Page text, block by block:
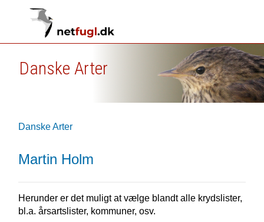
Danske Arter
Danske Arter
Martin Holm
Herunder er det muligt at vælge blandt alle krydslister,
bl.a. årsartslister, kommuner, osv.